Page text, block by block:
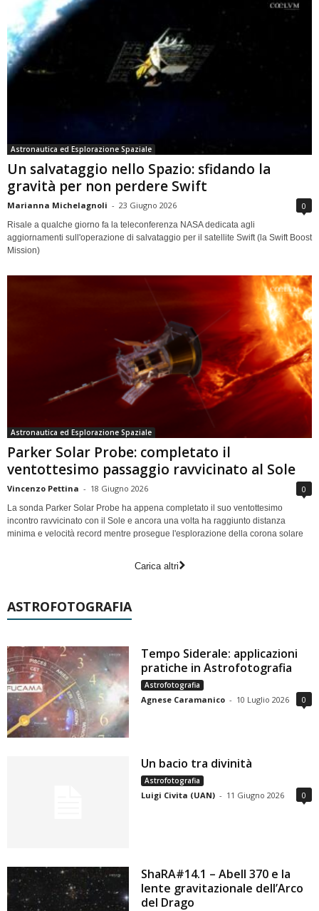
Astronautica ed Esplorazione Spaziale
Un salvataggio nello Spazio: sfidando la
gravità per non perdere Swift
Marianna Michelagnoli - 23 Giugno 2026 0
Risale a qualche giorno fa la teleconferenza NASA dedicata agli
aggiornamenti sull'operazione di salvataggio per il satellite Swift (la Swift Boost
Mission)
Astronautica ed Esplorazione Spaziale
Parker Solar Probe: completato il
ventottesimo passaggio ravvicinato al Sole
Vincenzo Pettina - 18 Giugno 2026 0
La sonda Parker Solar Probe ha appena completato il suo ventottesimo
incontro ravvicinato con il Sole e ancora una volta ha raggiunto distanza
minima e velocità record mentre prosegue l'esplorazione della corona solare
Carica altri
ASTROFOTOGRAFIA
Tempo Siderale: applicazioni
pratiche in Astrofotografia
Astrofotografia
Agnese Caramanico - 10 Luglio 2026 0
Un bacio tra divinità
Astrofotografia
Luigi Civita (UAN) - 11 Giugno 2026 0
ShaRA#14.1 – Abell 370 e la
lente gravitazionale dell’Arco
del Drago